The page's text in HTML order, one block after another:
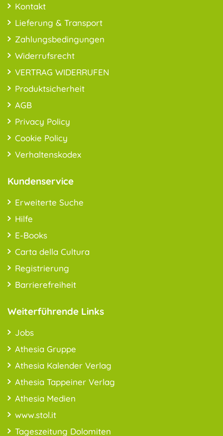
Kontakt
Lieferung & Transport
Zahlungsbedingungen
Widerrufsrecht
VERTRAG WIDERRUFEN
Produktsicherheit
AGB
Privacy Policy
Cookie Policy
Verhaltenskodex
Kundenservice
Erweiterte Suche
Hilfe
E-Books
Carta della Cultura
Registrierung
Barrierefreiheit
Weiterführende Links
Jobs
Athesia Gruppe
Athesia Kalender Verlag
Athesia Tappeiner Verlag
Athesia Medien
www.stol.it
Tageszeitung Dolomiten